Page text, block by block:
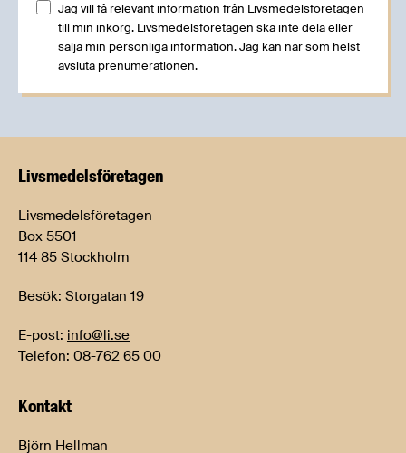
Jag vill få relevant information från Livsmedelsföretagen
till min inkorg. Livsmedelsföretagen ska inte dela eller
sälja min personliga information. Jag kan när som helst
avsluta prenumerationen.
Livsmedels­företagen
Livsmedelsföretagen
Box 5501
114 85 Stockholm
Besök: Storgatan 19
E-post: info@li.se
Telefon: 08-762 65 00
Kontakt
Björn Hellman